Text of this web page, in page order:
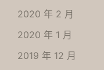
2020 年 2 月
2020 年 1 月
2019 年 12 月